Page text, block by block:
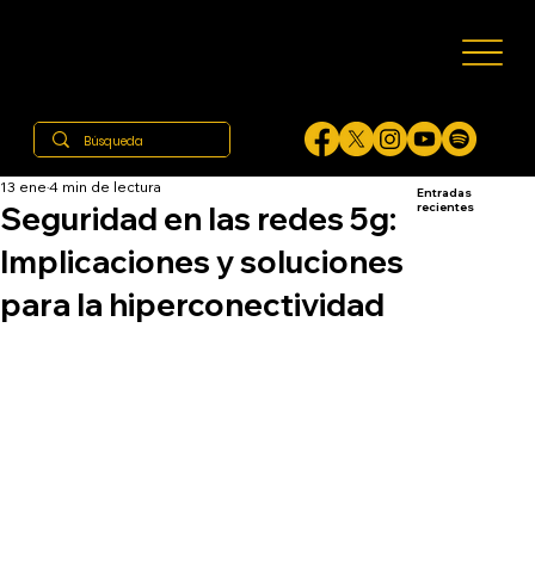
Seguridad en las redes 5g:
Implicaciones y soluciones
para la hiperconectividad
13 ene 4 min de lectura
Entradas
recientes